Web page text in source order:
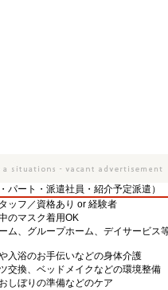
パート・派遣社員・紹介予定派遣）
ッフ／資格あり or 経験者
のマスク着用OK
ム、グループホーム、デイサービス
入浴のお手伝いなどの身体介護
交換、ベッドメイクなどの環境整備
しぼりの準備などのケア